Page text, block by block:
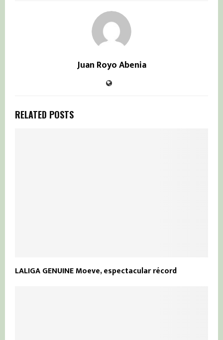
Juan Royo Abenia
RELATED POSTS
LALIGA GENUINE Moeve, espectacular récord